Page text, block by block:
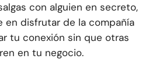
con alguien en secreto,
en disfrutar de la compañía
tu conexión sin que otras
en tu negocio.